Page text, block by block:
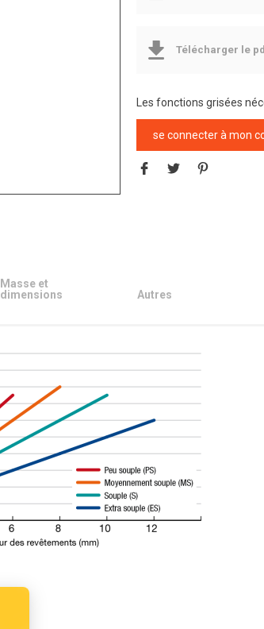
Télécharger le
Les fonctions grisées
se connecter à mon
Masse et
dimensions
Autres